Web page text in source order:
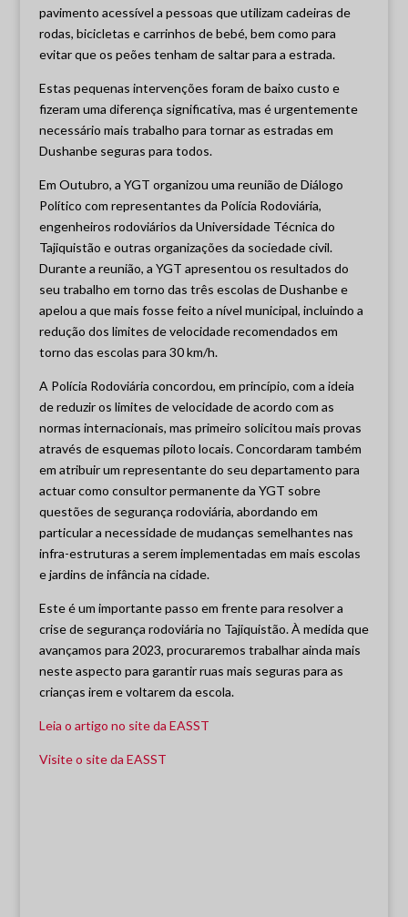
pavimento acessível a pessoas que utilizam cadeiras de
rodas, bicicletas e carrinhos de bebé, bem como para
evitar que os peões tenham de saltar para a estrada.
Estas pequenas intervenções foram de baixo custo e
fizeram uma diferença significativa, mas é urgentemente
necessário mais trabalho para tornar as estradas em
Dushanbe seguras para todos.
Em Outubro, a YGT organizou uma reunião de Diálogo
Político com representantes da Polícia Rodoviária,
engenheiros rodoviários da Universidade Técnica do
Tajiquistão e outras organizações da sociedade civil.
Durante a reunião, a YGT apresentou os resultados do
seu trabalho em torno das três escolas de Dushanbe e
apelou a que mais fosse feito a nível municipal, incluindo a
redução dos limites de velocidade recomendados em
torno das escolas para 30 km/h.
A Polícia Rodoviária concordou, em princípio, com a ideia
de reduzir os limites de velocidade de acordo com as
normas internacionais, mas primeiro solicitou mais provas
através de esquemas piloto locais. Concordaram também
em atribuir um representante do seu departamento para
actuar como consultor permanente da YGT sobre
questões de segurança rodoviária, abordando em
particular a necessidade de mudanças semelhantes nas
infra-estruturas a serem implementadas em mais escolas
e jardins de infância na cidade.
Este é um importante passo em frente para resolver a
crise de segurança rodoviária no Tajiquistão. À medida que
avançamos para 2023, procuraremos trabalhar ainda mais
neste aspecto para garantir ruas mais seguras para as
crianças irem e voltarem da escola.
Leia o artigo no site da EASST
Visite o site da EASST